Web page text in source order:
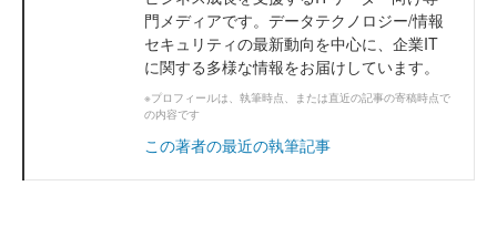
門メディアです。データテクノロジー/情報
セキュリティの最新動向を中心に、企業IT
に関する多様な情報をお届けしています。
※プロフィールは、執筆時点、または直近の記事の寄稿時点で
の内容です
この著者の最近の執筆記事